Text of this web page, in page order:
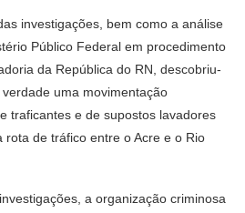
investigações, bem como a análise
Público Federal em procedimento
da República do RN, descobriu-
uma movimentação
traficantes e de supostos lavadores
rota de tráfico entre o Acre e o Rio
a organização criminosa